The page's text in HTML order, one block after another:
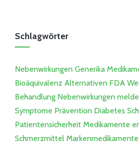
Schlagwörter
Nebenwirkungen Generika
Bioäquivalenz Alternativen FDA
Behandlung Nebenwirkungen
Symptome Prävention Diabetes
Patientensicherheit Medikamente
Schmerzmittel Markenmedikamente